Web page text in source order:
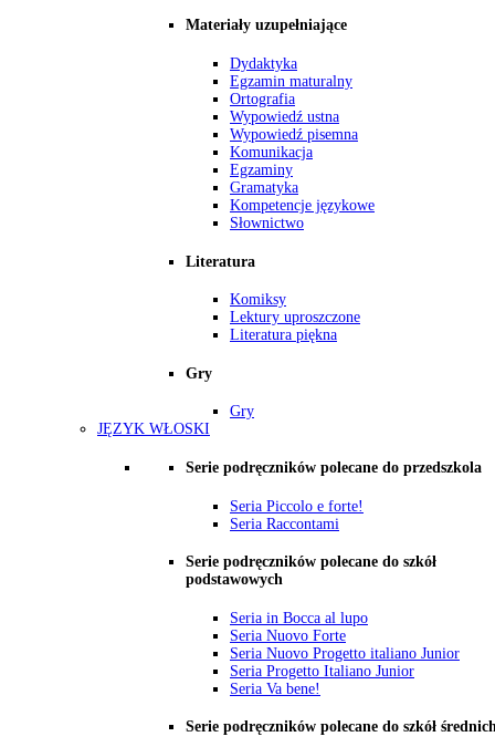
Materiały uzupełniające
Dydaktyka
Egzamin maturalny
Ortografia
Wypowiedź ustna
Wypowiedź pisemna
Komunikacja
Egzaminy
Gramatyka
Kompetencje językowe
Słownictwo
Literatura
Komiksy
Lektury uproszczone
Literatura piękna
Gry
Gry
JĘZYK WŁOSKI
Serie podręczników polecane do przedszkola
Seria Piccolo e forte!
Seria Raccontami
Serie podręczników polecane do szkół
podstawowych
Seria in Bocca al lupo
Seria Nuovo Forte
Seria Nuovo Progetto italiano Junior
Seria Progetto Italiano Junior
Seria Va bene!
Serie podręczników polecane do szkół